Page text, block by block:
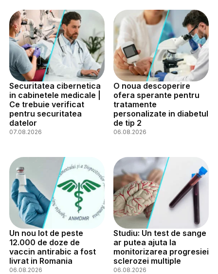
Securitatea cibernetica
in cabinetele medicale |
Ce trebuie verificat
pentru securitatea
datelor
07.08.2026
O noua descoperire
ofera sperante pentru
tratamente
personalizate in diabetul
de tip 2
06.08.2026
Un nou lot de peste
12.000 de doze de
vaccin antirabic a fost
livrat in Romania
06.08.2026
Studiu: Un test de sange
ar putea ajuta la
monitorizarea progresiei
sclerozei multiple
06.08.2026